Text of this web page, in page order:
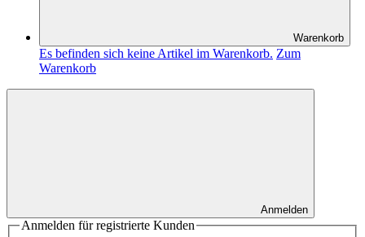
Warenkorb
Es befinden sich keine Artikel im Warenkorb. Zum
Warenkorb
Anmelden
Anmelden für registrierte Kunden